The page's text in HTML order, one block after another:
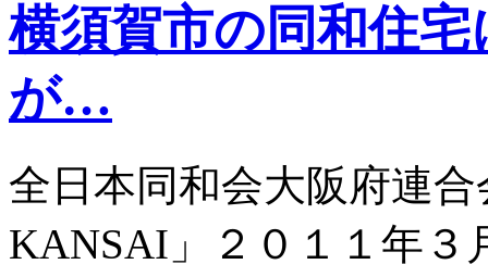
横須賀市の同和住
が…
全日本同和会大阪府連
KANSAI」２０１１年３